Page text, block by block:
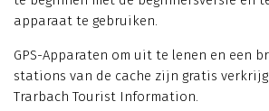
apparaat te gebruiken.
GPS-Apparaten om uit te lenen en een
stations van de cache zijn gratis
Trarbach Tourist Information.